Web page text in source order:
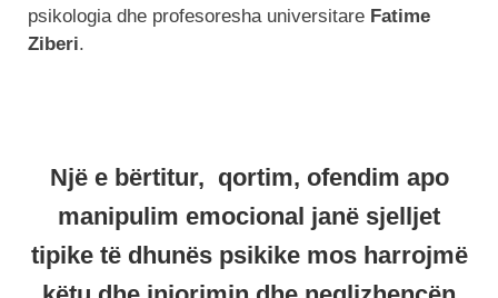
psikologia dhe profesoresha universitare Fatime
Ziberi.
Një e bërtitur, qortim, ofendim apo
manipulim emocional janë sjelljet
tipike të dhunës psikike mos harrojmë